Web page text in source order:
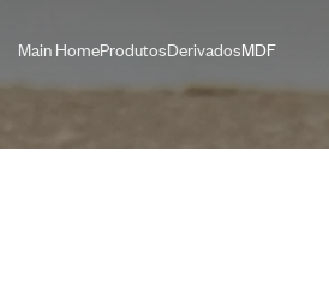
Main HomeProdutosDerivadosMDF